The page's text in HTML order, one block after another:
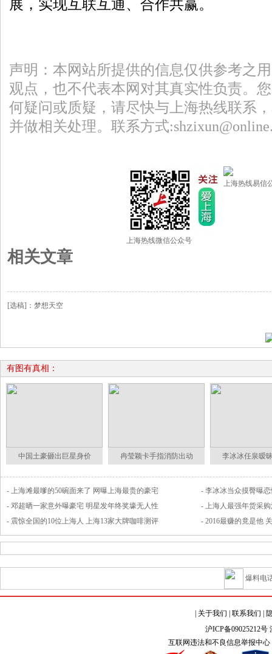
展，实现互联互通、合作共赢。
声明：本网站所提供的信息仅供参考之
观点，也不代表本网对其真实性负责。
何疑问或质疑，请尽快与上海热线联系
并做相关处理。联系方式
上海热线微信公众号
上海热线易信
相关文章
[选稿]：梦想天空
有图有真相：
中国土豪砸出巨星身价 冉莹颖卡手指消防出动 李冰冰任泉暧
- 上海滩最嗲的50碗面来了 网曝上海最贵的豪宅 - 李冰冰当众摸臀曝
- 邓超晒一家意外曝豪宅 明星发年终奖壕无人性 -
上海人最强年货采
- 震惊全国的10位上海人 上海13家大牌咖啡测评 - 2016最赚的竟是他
爆料电
关于我们 联系我们
沪ICP备09025212号
互联网违法和不良信息举报中心